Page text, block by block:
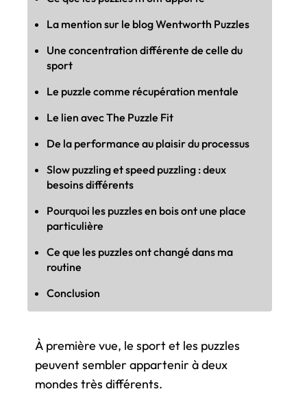
La mention sur le blog Wentworth Puzzles
Une concentration différente de celle du
sport
Le puzzle comme récupération mentale
Le lien avec The Puzzle Fit
De la performance au plaisir du processus
Slow puzzling et speed puzzling : deux
besoins différents
Pourquoi les puzzles en bois ont une place
particulière
Ce que les puzzles ont changé dans ma
routine
Conclusion
À première vue, le sport et les puzzles
peuvent sembler appartenir à deux
mondes très différents.